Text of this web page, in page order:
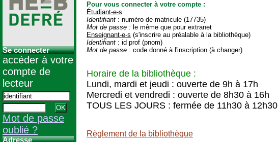
Pour vous connecter à votre compte :
Étudiant-e-s
Identifiant : numéro de matricule (17735)
Mot de passe : le même que pour extranet
Enseignant-e-s (s'inscrire au préalable à la bibliothèque)
Identifiant : id prof (pnom)
Mot de passe : code donné à l'inscription (à changer)
Horaire de la bibliothèque :
Lundi, mardi et jeudi : ouverte de 9h à 17h
Mercredi et vendredi : ouverte de 8h30 à 16h
TOUS LES JOURS : fermée de 11h30 à 12h30
Règlement de la bibliothèque
Se connecter
accéder à votre
compte de
lecteur
Mot de passe
oublié ?
Adresse